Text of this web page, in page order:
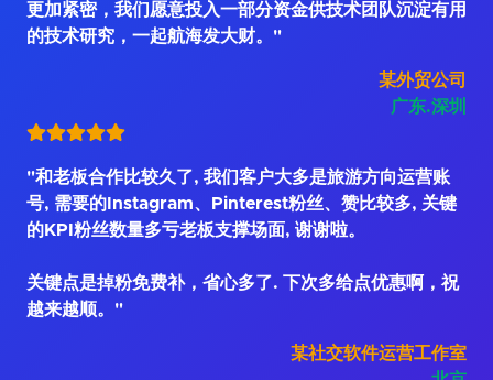
更加紧密，我们愿意投入一部分资金供技术团队沉淀有用
的技术研究，一起航海发大财。"
某外贸公司
广东.深圳
"和老板合作比较久了, 我们客户大多是旅游方向运营账
号, 需要的Instagram、Pinterest粉丝、赞比较多, 关键
的KPI粉丝数量多亏老板支撑场面, 谢谢啦。
关键点是掉粉免费补，省心多了. 下次多给点优惠啊，祝
越来越顺。"
某社交软件运营工作室